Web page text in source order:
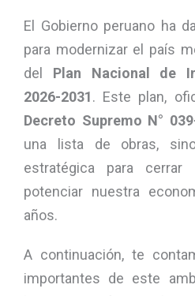
El Gobierno peruano ha
para modernizar el país
del Plan Nacional de
2026-2031. Este plan,
Decreto Supremo N°
una lista de obras,
estratégica para
potenciar nuestra
años.
A continuación, te
importantes de este